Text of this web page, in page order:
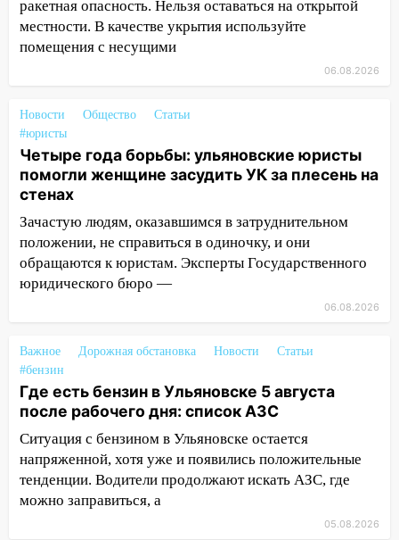
судом предстанет банда
автоподставщиков
В Инзе произошел крупный пожар
13:00
В суде защитили репутацию
мужчины, которого необоснованно
обвиняли в жестоком обращении с
животными
12:28
Ульяновской области перевозчик
провернул хитрую схему с чужими
проездными
12:10 Ульяновский алиментщик накопил
11:49
Снят режим «Ракетная
опасность» на территории Ульяновской
области
11:30 Кабмин РФ разрешил до 1 июля
2027 года импорт, выпуск и обращение
бензина Евро 2, Евро 3, Евро 4
11:12 Соцсети: на Рябикова автомобиль
врезался в забор
ракетная опасность. Нельзя оставаться на открытой
местности. В качестве укрытия используйте
помещения с несущими
06.08.2026
Новости Общество
Статьи
#юристы
Четыре года борьбы: ульяновские юристы
помогли женщине засудить УК за плесень на
стенах
Зачастую людям, оказавшимся в затруднительном
положении, не справиться в одиночку, и они
обращаются к юристам. Эксперты Государственного
юридического бюро —
06.08.2026
Важное Дорожная обстановка Новости
Статьи
#бензин
Где есть бензин в Ульяновске 5 августа
после рабочего дня: список АЗС
Ситуация с бензином в Ульяновске остается
напряженной, хотя уже и появились положительные
тенденции. Водители продолжают искать АЗС, где
можно заправиться, а
05.08.2026